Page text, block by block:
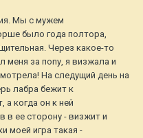
Мы с мужем
было года полтора,
Через какое-то
меня за попу, я визжала и
На следущий день на
лабра бежит к
а когда он к ней
в ее сторону - визжит и
моей игра такая -